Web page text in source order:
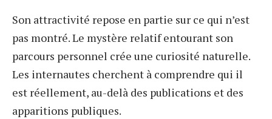
Son attractivité repose en partie sur ce qui n’est
pas montré. Le mystère relatif entourant son
parcours personnel crée une curiosité naturelle.
Les internautes cherchent à comprendre qui il
est réellement, au-delà des publications et des
apparitions publiques.